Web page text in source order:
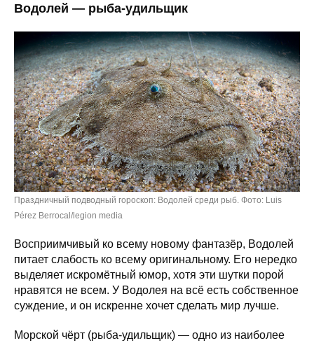
Водолей — рыба-удильщик
Праздничный подводный гороскоп: Водолей среди рыб. Фото: Luis
Pérez Berrocal/legion media
Восприимчивый ко всему новому фантазёр, Водолей
питает слабость ко всему оригинальному. Его нередко
выделяет искромётный юмор, хотя эти шутки порой
нравятся не всем. У Водолея на всё есть собственное
суждение, и он искренне хочет сделать мир лучше.
Морской чёрт (рыба-удильщик) — одно из наиболее